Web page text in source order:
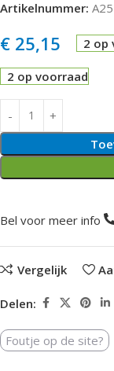
Artikelnummer:
€ 25,15 2 op
2 op voorraad
Bel voor meer info
Vergelijk
Delen:
Foutje op de site?